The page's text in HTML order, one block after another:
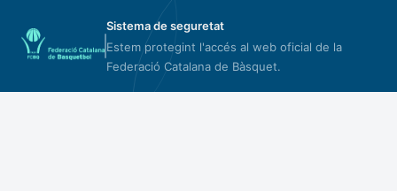
Sistema de seguretat
Estem protegint l'accés al web oficial de la
Federació Catalana de Bàsquet.